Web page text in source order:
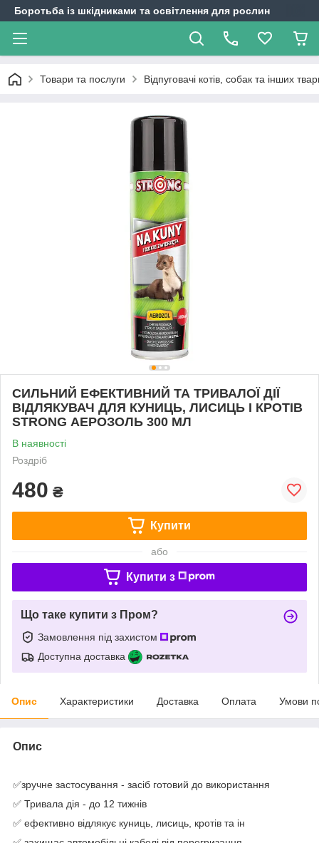
Боротьба із шкідниками та освітлення для рослин
Товари та послуги Відпуговачі котів, собак та інших
СИЛЬНИЙ ЕФЕКТИВНИЙ ТА ТРИВАЛОЇ ДІЇ
ВІДЛЯКУВАЧ ДЛЯ КУНИЦЬ, ЛИСИЦЬ І КРОТІВ
STRONG АЕРОЗОЛЬ 300 МЛ
В наявності
Роздріб
480 ₴
Купити
або
Купити з
Що таке купити з Пром?
Замовлення під захистом
Доступна доставка
Опис Характеристики Доставка Оплата Умови
Опис
✅зручне застосування - засіб готовий до використання
✅ Тривала дія - до 12 тижнів
✅ ефективно відлякує куниць, лисиць, кротів та ін